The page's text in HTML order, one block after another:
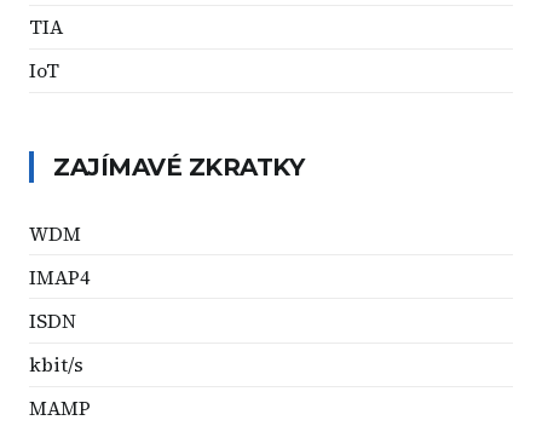
TIA
IoT
ZAJÍMAVÉ ZKRATKY
WDM
IMAP4
ISDN
kbit/s
MAMP